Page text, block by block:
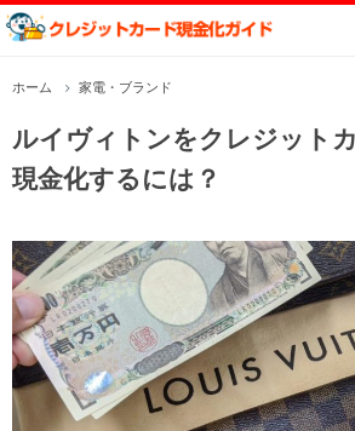
ホーム 家電・ブランド
ルイヴィトンをクレジット
現金化するには？